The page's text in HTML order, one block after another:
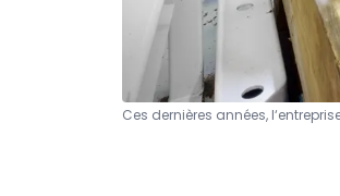
Ces dernières années,